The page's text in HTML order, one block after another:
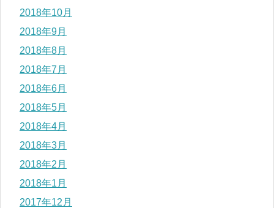
2018年10月
2018年9月
2018年8月
2018年7月
2018年6月
2018年5月
2018年4月
2018年3月
2018年2月
2018年1月
2017年12月